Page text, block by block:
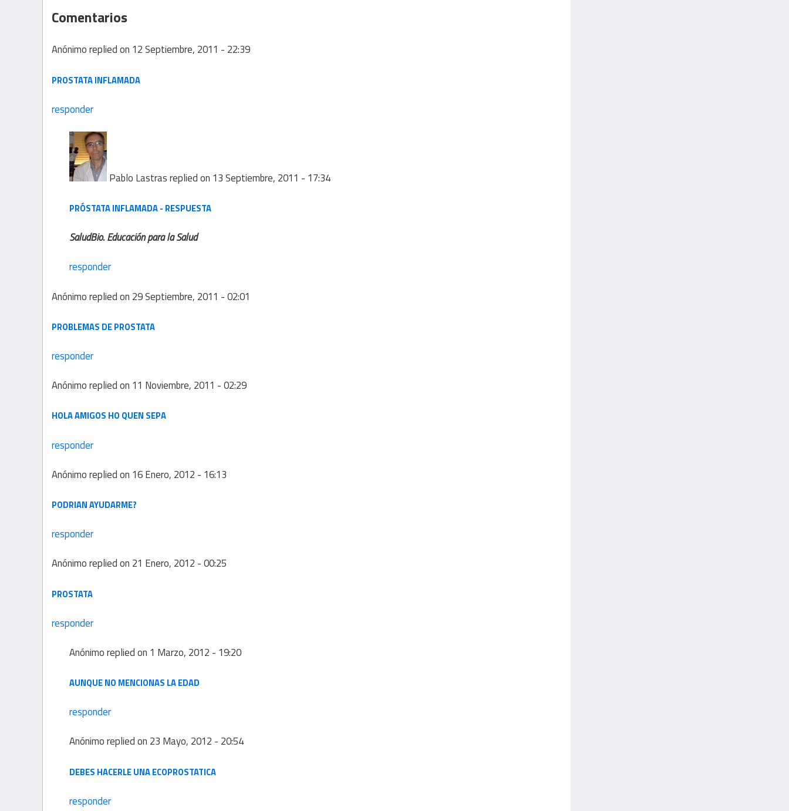
Comentarios
Anónimoreplied on 12 Septiembre, 2011 - 22:39
PROSTATA INFLAMADA
responder
Pablo Lastrasreplied on 13 Septiembre, 2011 - 17:34
PRÓSTATA INFLAMADA - RESPUESTA
SaludBio. Educación para la Salud
responder
Anónimoreplied on 29 Septiembre, 2011 - 02:01
PROBLEMAS DE PROSTATA
responder
Anónimoreplied on 11 Noviembre, 2011 - 02:29
HOLA AMIGOS HO QUEN SEPA
responder
Anónimoreplied on 16 Enero, 2012 - 16:13
PODRIAN AYUDARME?
responder
Anónimoreplied on 21 Enero, 2012 - 00:25
PROSTATA
responder
Anónimoreplied on 1 Marzo, 2012 - 19:20
AUNQUE NO MENCIONAS LA EDAD
responder
Anónimoreplied on 23 Mayo, 2012 - 20:54
DEBES HACERLE UNA ECOPROSTATICA
responder